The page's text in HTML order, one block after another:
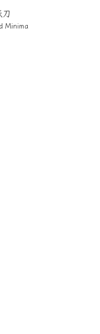
Minima